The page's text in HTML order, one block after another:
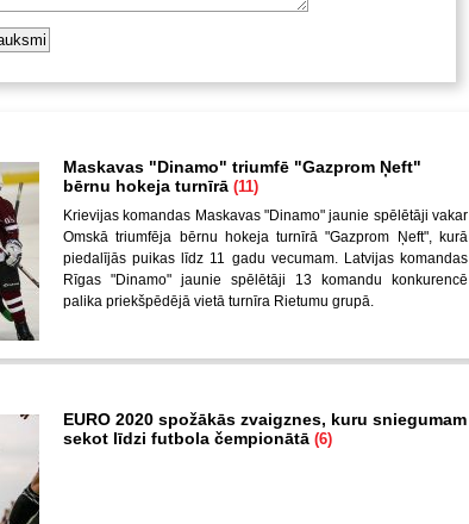
Maskavas "Dinamo" triumfē "Gazprom Ņeft"
bērnu hokeja turnīrā (11)
Krievijas komandas Maskavas "Dinamo" jaunie spēlētāji vakar
Omskā triumfēja bērnu hokeja turnīrā "Gazprom Ņeft", kurā
piedalījās puikas līdz 11 gadu vecumam. Latvijas komandas
Rīgas "Dinamo" jaunie spēlētāji 13 komandu konkurencē
palika priekšpēdējā vietā turnīra Rietumu grupā.
EURO 2020 spožākās zvaigznes, kuru sniegumam
sekot līdzi futbola čempionātā (6)